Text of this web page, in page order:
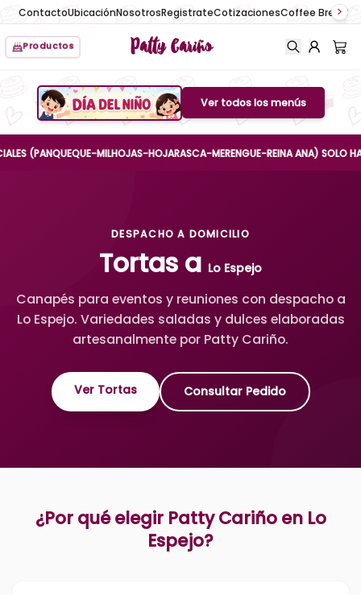
ContactoUbicaciónNosotrosRegistrateCotizacionesCoffee Break
Productos Patty Cariño
Boton de menu
Ver todos los menús
(PANQUEQUE-MILHOJAS-HOJARASCA-MERENGUE-REINA ANA) SOLO HASTA
DESPACHO A DOMICILIO
Tortas a Lo Espejo
Canapés para eventos y reuniones con despacho a
Lo Espejo. Variedades saladas y dulces elaboradas
artesanalmente por Patty Cariño.
Ver Tortas Consultar Pedido
¿Por qué elegir Patty Cariño en Lo
Espejo?